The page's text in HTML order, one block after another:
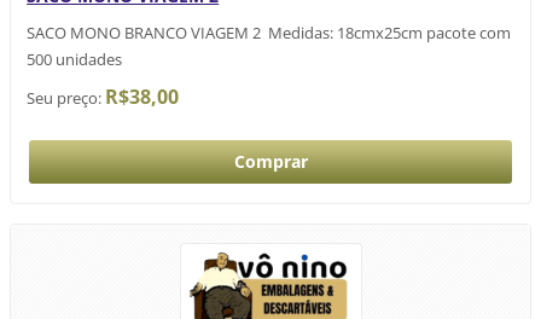
SACO MONO BRANCO VIAGEM 2 Medidas: 18cmx25cm pacote com
500 unidades
Seu preço: R$38,00